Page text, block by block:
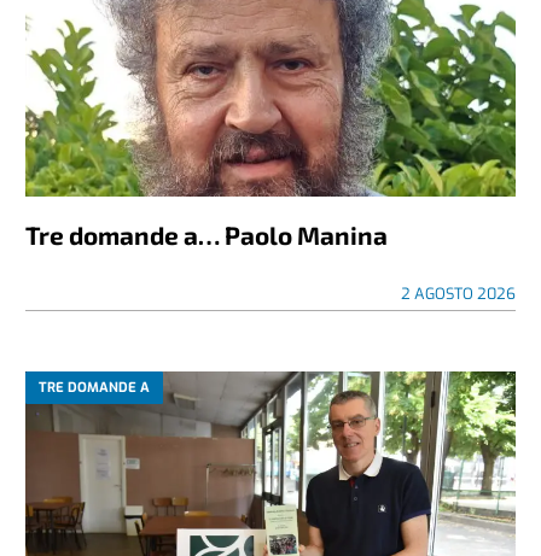
Tre domande a… Paolo Manina
2 AGOSTO 2026
TRE DOMANDE A